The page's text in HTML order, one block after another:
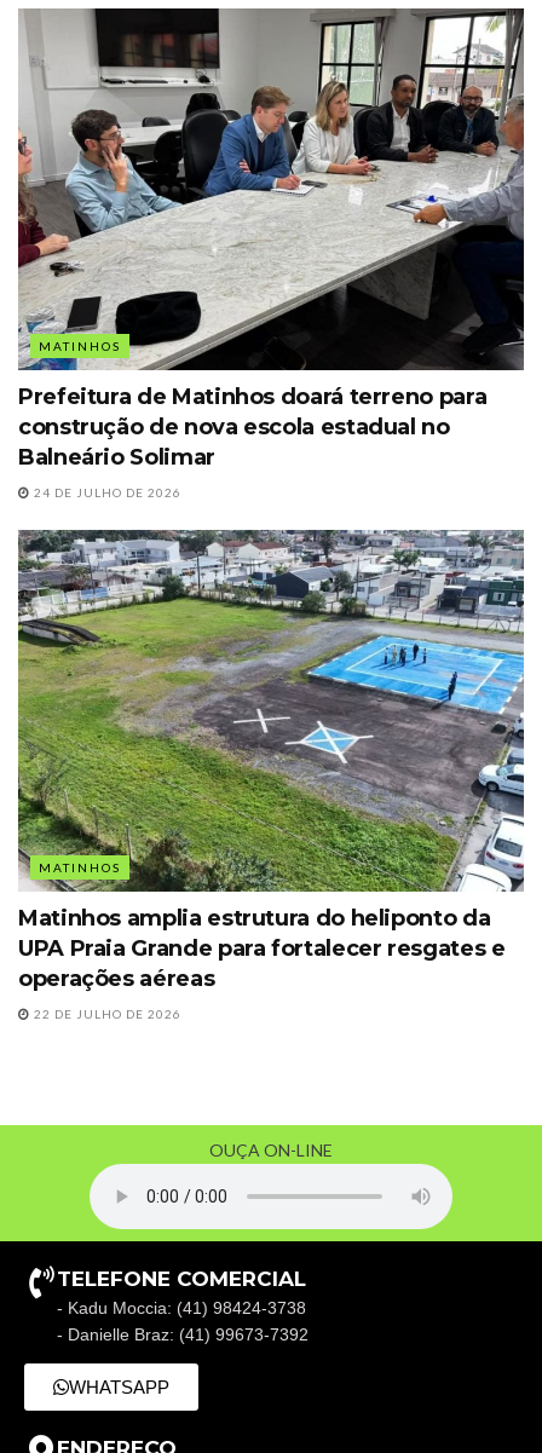
MATINHOS
Prefeitura de Matinhos doará terreno para
construção de nova escola estadual no
Balneário Solimar
24 DE JULHO DE 2026
MATINHOS
Matinhos amplia estrutura do heliponto da
UPA Praia Grande para fortalecer resgates e
operações aéreas
22 DE JULHO DE 2026
OUÇA ON-LINE
TELEFONE COMERCIAL
- Kadu Moccia: (41) 98424-3738
- Danielle Braz: (41) 99673-7392
WHATSAPP
ENDEREÇO